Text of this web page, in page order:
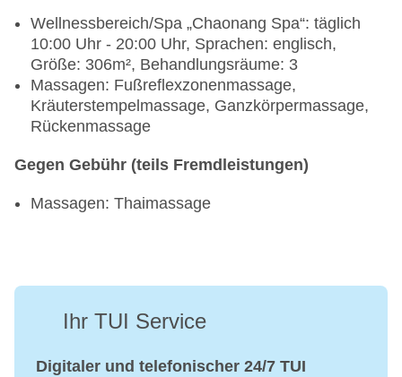
Wellnessbereich/Spa „Chaonang Spa“: täglich
10:00 Uhr - 20:00 Uhr, Sprachen: englisch,
Größe: 306m², Behandlungsräume: 3
Massagen: Fußreflexzonenmassage,
Kräuterstempelmassage, Ganzkörpermassage,
Rückenmassage
Gegen Gebühr (teils Fremdleistungen)
Massagen: Thaimassage
Ihr TUI Service
Digitaler und telefonischer 24/7 TUI